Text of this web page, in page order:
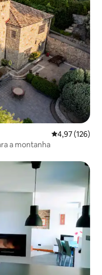
hóspedes
4,97 de uma
4,97 (126)
a montanha
hóspedes